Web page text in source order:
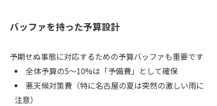
バッファを持った予算設計
予期せぬ事態に対応するための予算バッファも重要です
全体予算の5〜10%は「予備費」として確保
悪天候対策費（特に名古屋の夏は突然の激しい雨に
注意）